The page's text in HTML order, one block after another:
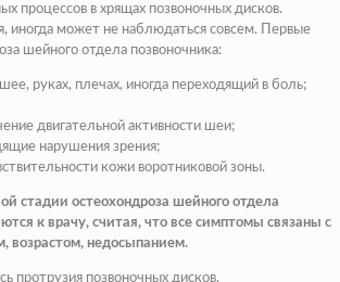
процессов в хрящах позвоночных дисков.
иногда может не наблюдаться совсем. Первые
шейного отдела позвоночника:
руках, плечах, иногда переходящий в боль;
двигательной активности шеи;
нарушения зрения;
кожи воротниковой зоны.
стадии остеохондроза шейного отдела
к врачу, считая, что все симптомы связаны с
возрастом, недосыпанием.
протрузия позвоночных дисков,